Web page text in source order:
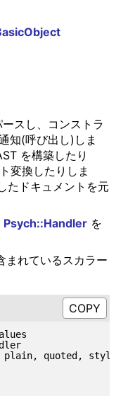
スし、コンストラ
知(呼び出し)しま
を構築したり
変換したりしま
たドキュメントを元
Psych::Handlerを
まれているスカラー
quoted, style